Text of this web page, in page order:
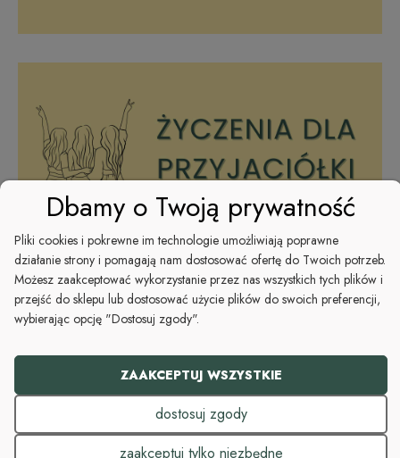
Dbamy o Twoją prywatność
Pliki cookies i pokrewne im technologie umożliwiają poprawne
działanie strony i pomagają nam dostosować ofertę do Twoich potrzeb.
Możesz zaakceptować wykorzystanie przez nas wszystkich tych plików i
przejść do sklepu lub dostosować użycie plików do swoich preferencji,
wybierając opcję "Dostosuj zgody".
zaakceptuj tylko niezbędne
dostosuj zgody
ZAAKCEPTUJ WSZYSTKIE